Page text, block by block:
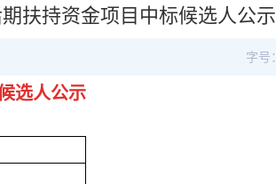
扶持资金项目中标候选人公示
字号：
选人公示